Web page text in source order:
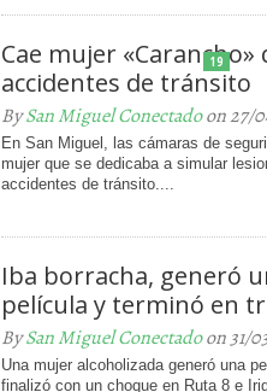
19
Cae mujer
accidentes de tránsito
BySan Miguel Conectadoon 27/
En San Miguel, las cámaras de
mujer que se dedicaba a simular
accidentes de tránsito....
Iba borracha, generó
película y terminó en
BySan Miguel Conectadoon 31/
Una mujer alcoholizada generó una
finalizó con un choque en Ruta 8 e